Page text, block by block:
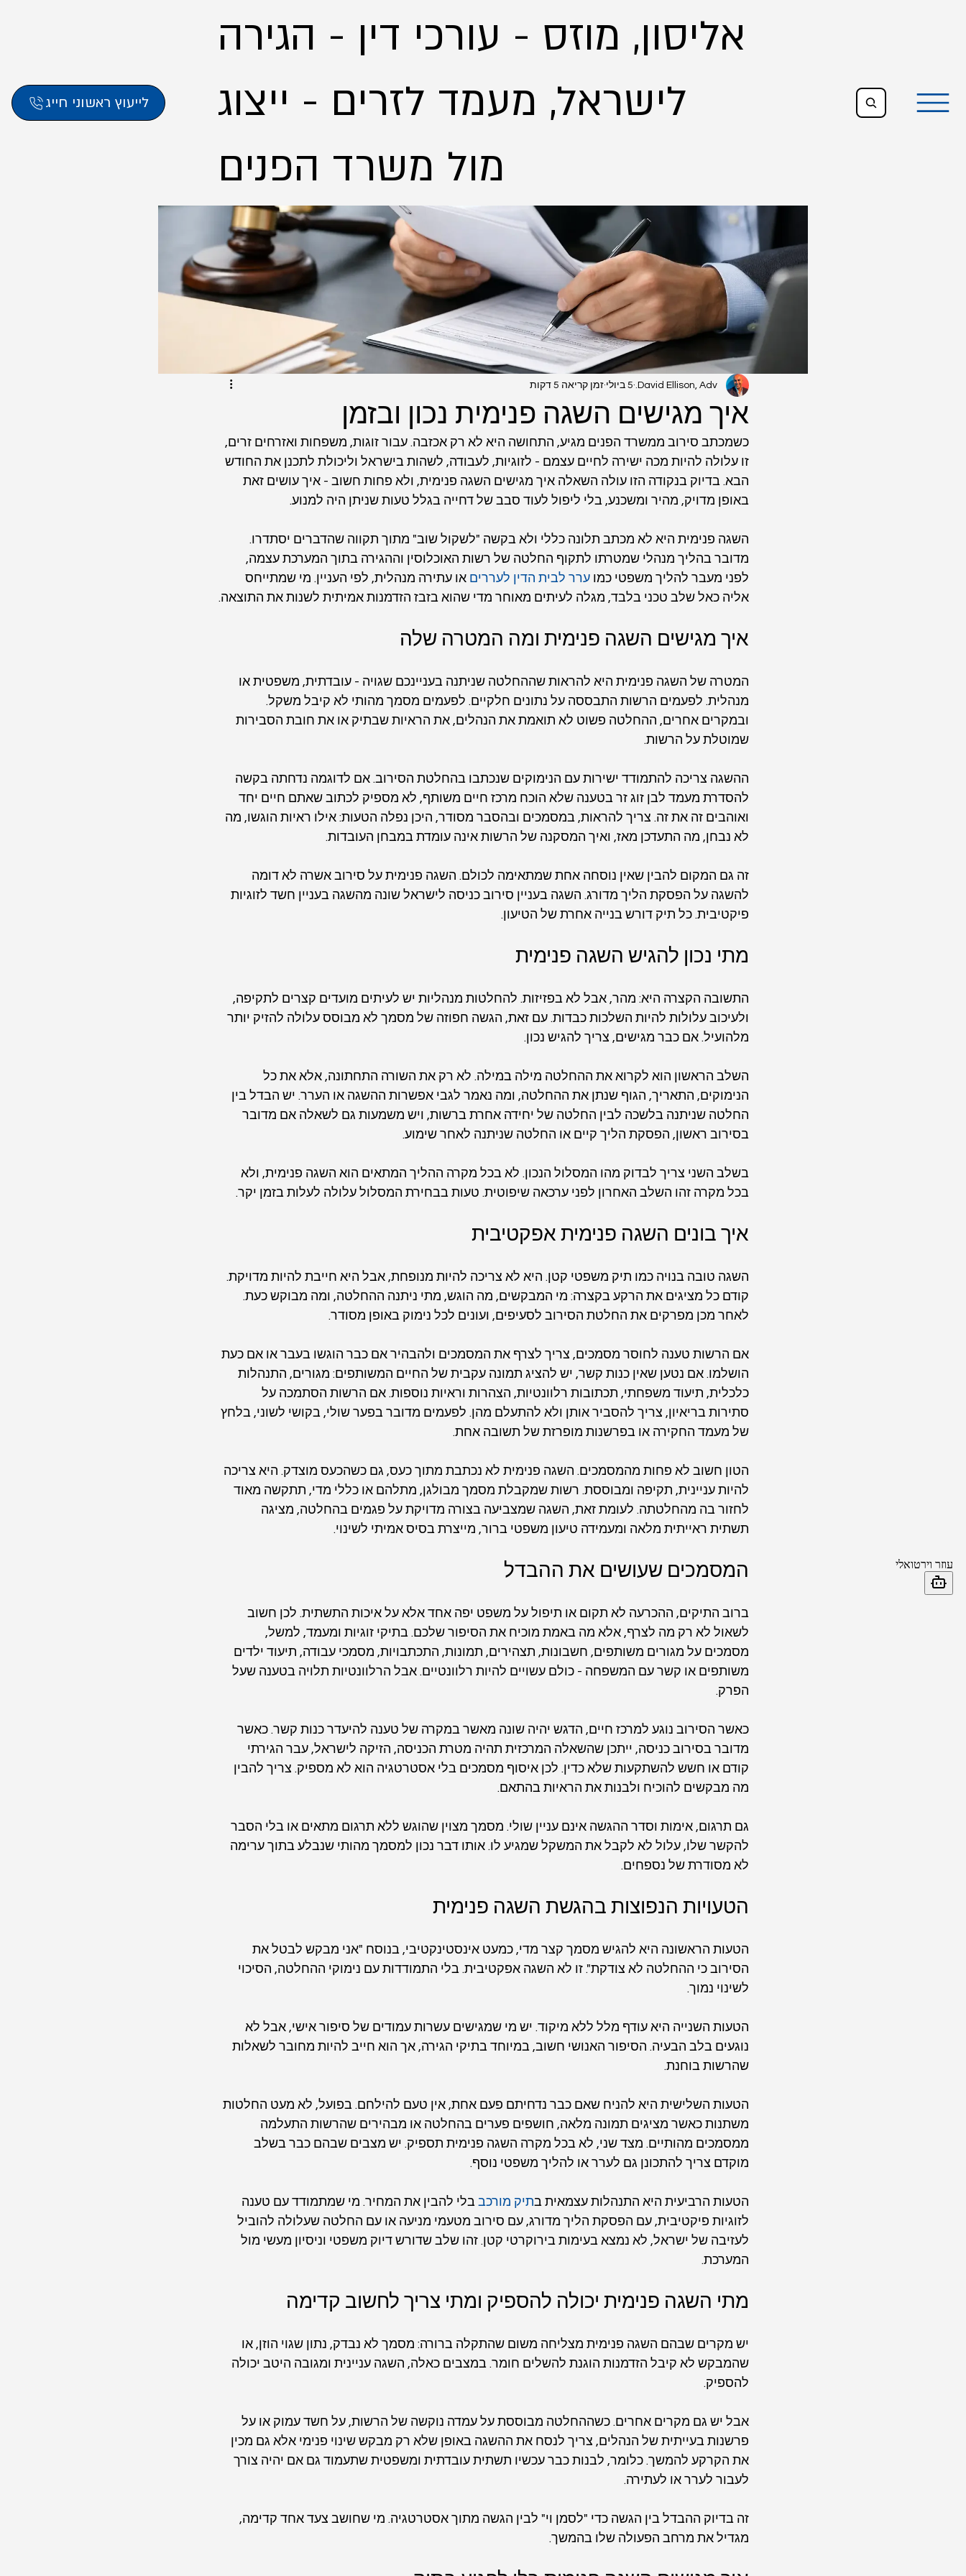
לייעוץ ראשוני חייג
אליסון, מוזס - עורכי דין - הגירה
לישראל, מעמד לזרים - ייצוג
איך מגישים השגה פנימית נכון ובזמן
David Ellison, Adv. 5 ביולי זמן קריאה 5 דקות
כשמכתב סירוב ממשרד הפנים מגיע, התחושה היא לא רק אכזבה. עבור זוגות, משפחות ואזרחים זרים,
זו עלולה להיות מכה ישירה לחיים עצמם - לזוגיות, לעבודה, לשהות בישראל וליכולת לתכנן את החודש
הבא. בדיוק בנקודה הזו עולה השאלה איך מגישים השגה פנימית, ולא פחות חשוב - איך עושים זאת
באופן מדויק, מהיר ומשכנע, בלי ליפול לעוד סבב של דחייה בגלל טעות שניתן היה למנוע.
השגה פנימית היא לא מכתב תלונה כללי ולא בקשה "לשקול שוב" מתוך תקווה שהדברים יסתדרו.
מדובר בהליך מנהלי שמטרתו לתקוף החלטה של רשות האוכלוסין וההגירה בתוך המערכת עצמה,
לפני מעבר להליך משפטי כמו ערר לבית הדין לעררים או עתירה מנהלית, לפי העניין. מי שמתייחס
אליה כאל שלב טכני בלבד, מגלה לעיתים מאוחר מדי שהוא בזבז הזדמנות אמיתית לשנות את התוצאה.
איך מגישים השגה פנימית ומה המטרה שלה
המטרה של השגה פנימית היא להראות שההחלטה שניתנה בעניינכם שגויה - עובדתית, משפטית או
מנהלית. לפעמים הרשות התבססה על נתונים חלקיים. לפעמים מסמך מהותי לא קיבל משקל.
ובמקרים אחרים, ההחלטה פשוט לא תואמת את הנהלים, את הראיות שבתיק או את חובת הסבירות
שמוטלת על הרשות.
ההשגה צריכה להתמודד ישירות עם הנימוקים שנכתבו בהחלטת הסירוב. אם לדוגמה נדחתה בקשה
להסדרת מעמד לבן זוג זר בטענה שלא הוכח מרכז חיים משותף, לא מספיק לכתוב שאתם חיים יחד
ואוהבים זה את זה. צריך להראות, במסמכים ובהסבר מסודר, היכן נפלה הטעות: אילו ראיות הוגשו, מה
לא נבחן, מה התעדכן מאז, ואיך המסקנה של הרשות אינה עומדת במבחן העובדות.
זה גם המקום להבין שאין נוסחה אחת שמתאימה לכולם. השגה פנימית על סירוב אשרה לא דומה
להשגה על הפסקת הליך מדורג. השגה בעניין סירוב כניסה לישראל שונה מהשגה בעניין חשד לזוגיות
פיקטיבית. כל תיק דורש בנייה אחרת של הטיעון.
מתי נכון להגיש השגה פנימית
התשובה הקצרה היא: מהר, אבל לא בפזיזות. להחלטות מנהליות יש לעיתים מועדים קצרים לתקיפה,
ולעיכוב עלולות להיות השלכות כבדות. עם זאת, הגשה חפוזה של מסמך לא מבוסס עלולה להזיק יותר
מלהועיל. אם כבר מגישים, צריך להגיש נכון.
השלב הראשון הוא לקרוא את ההחלטה מילה במילה. לא רק את השורה התחתונה, אלא את כל
הנימוקים, התאריך, הגוף שנתן את ההחלטה, ומה נאמר לגבי אפשרות ההשגה או הערר. יש הבדל בין
החלטה שניתנה בלשכה לבין החלטה של יחידה אחרת ברשות, ויש משמעות גם לשאלה אם מדובר
בסירוב ראשון, הפסקת הליך קיים או החלטה שניתנה לאחר שימוע.
בשלב השני צריך לבדוק מהו המסלול הנכון. לא בכל מקרה ההליך המתאים הוא השגה פנימית, ולא
בכל מקרה זהו השלב האחרון לפני ערכאה שיפוטית. טעות בבחירת המסלול עלולה לעלות בזמן יקר.
איך בונים השגה פנימית אפקטיבית
השגה טובה בנויה כמו תיק משפטי קטן. היא לא צריכה להיות מנופחת, אבל היא חייבת להיות מדויקת.
קודם כל מציגים את הרקע בקצרה: מי המבקשים, מה הוגש, מתי ניתנה ההחלטה, ומה מבוקש כעת.
לאחר מכן מפרקים את החלטת הסירוב לסעיפים, ועונים לכל נימוק באופן מסודר.
אם הרשות טענה לחוסר מסמכים, צריך לצרף את המסמכים ולהבהיר אם כבר הוגשו בעבר או אם כעת
הושלמו. אם נטען שאין כנות קשר, יש להציג תמונה עקבית של החיים המשותפים: מגורים, התנהלות
כלכלית, תיעוד משפחתי, תכתובות רלוונטיות, הצהרות וראיות נוספות. אם הרשות הסתמכה על
סתירות בריאיון, צריך להסביר אותן ולא להתעלם מהן. לפעמים מדובר בפער שולי, בקושי לשוני, בלחץ
של מעמד החקירה או בפרשנות מופרזת של תשובה אחת.
הטון חשוב לא פחות מהמסמכים. השגה פנימית לא נכתבת מתוך כעס, גם כשהכעס מוצדק. היא צריכה
להיות עניינית, תקיפה ומבוססת. רשות שמקבלת מסמך מבולגן, מתלהם או כללי מדי, תתקשה מאוד
לחזור בה מהחלטתה. לעומת זאת, השגה שמצביעה בצורה מדויקת על פגמים בהחלטה, מציגה
תשתית ראייתית מלאה ומעמידה טיעון משפטי ברור, מייצרת בסיס אמיתי לשינוי.
המסמכים שעושים את ההבדל
ברוב התיקים, ההכרעה לא תקום או תיפול על משפט יפה אחד אלא על איכות התשתית. לכן חשוב
לשאול לא רק מה לצרף, אלא מה באמת מוכיח את הסיפור שלכם. בתיקי זוגיות ומעמד, למשל,
מסמכים על מגורים משותפים, חשבונות, תצהירים, תמונות, התכתבויות, מסמכי עבודה, תיעוד ילדים
משותפים או קשר עם המשפחה - כולם עשויים להיות רלוונטיים. אבל הרלוונטיות תלויה בטענה שעל
הפרק.
כאשר הסירוב נוגע למרכז חיים, הדגש יהיה שונה מאשר במקרה של טענה להיעדר כנות קשר. כאשר
מדובר בסירוב כניסה, ייתכן שהשאלה המרכזית תהיה מטרת הכניסה, הזיקה לישראל, עבר הגירתי
קודם או חשש להשתקעות שלא כדין. לכן איסוף מסמכים בלי אסטרטגיה הוא לא מספיק. צריך להבין
מה מבקשים להוכיח ולבנות את הראיות בהתאם.
גם תרגום, אימות וסדר ההגשה אינם עניין שולי. מסמך מצוין שהוגש ללא תרגום מתאים או בלי הסבר
להקשר שלו, עלול לא לקבל את המשקל שמגיע לו. אותו דבר נכון למסמך מהותי שנבלע בתוך ערימה
לא מסודרת של נספחים.
הטעויות הנפוצות בהגשת השגה פנימית
הטעות הראשונה היא להגיש מסמך קצר מדי, כמעט אינסטינקטיבי, בנוסח "אני מבקש לבטל את
הסירוב כי ההחלטה לא צודקת". זו לא השגה אפקטיבית. בלי התמודדות עם נימוקי ההחלטה, הסיכוי
לשינוי נמוך.
הטעות השנייה היא עודף מלל ללא מיקוד. יש מי שמגישים עשרות עמודים של סיפור אישי, אבל לא
נוגעים בלב הבעיה. הסיפור האנושי חשוב, במיוחד בתיקי הגירה, אך הוא חייב להיות מחובר לשאלות
שהרשות בוחנת.
הטעות השלישית היא להניח שאם כבר נדחיתם פעם אחת, אין טעם להילחם. בפועל, לא מעט החלטות
משתנות כאשר מציגים תמונה מלאה, חושפים פערים בהחלטה או מבהירים שהרשות התעלמה
ממסמכים מהותיים. מצד שני, לא בכל מקרה השגה פנימית תספיק. יש מצבים שבהם כבר בשלב
מוקדם צריך להתכונן גם לערר או להליך משפטי נוסף.
הטעות הרביעית היא התנהלות עצמאית בתיק מורכב בלי להבין את המחיר. מי שמתמודד עם טענה
לזוגיות פיקטיבית, עם הפסקת הליך מדורג, עם סירוב מטעמי מניעה או עם החלטה שעלולה להוביל
לעזיבה של ישראל, לא נמצא בעימות בירוקרטי קטן. זהו שלב שדורש דיוק משפטי וניסיון מעשי מול
המערכת.
מתי השגה פנימית יכולה להספיק ומתי צריך לחשוב קדימה
יש מקרים שבהם השגה פנימית מצליחה משום שהתקלה ברורה: מסמך לא נבדק, נתון שגוי הוזן, או
שהמבקש לא קיבל הזדמנות הוגנת להשלים חומר. במצבים כאלה, השגה עניינית ומגובה היטב יכולה
להספיק.
אבל יש גם מקרים אחרים. כשההחלטה מבוססת על עמדה נוקשה של הרשות, על חשד עמוק או על
פרשנות בעייתית של הנהלים, צריך לנסח את ההשגה באופן שלא רק מבקש שינוי פנימי אלא גם מכין
את הקרקע להמשך. כלומר, לבנות כבר עכשיו תשתית עובדתית ומשפטית שתעמוד גם אם יהיה צורך
לעבור לערר או לעתירה.
זה בדיוק ההבדל בין הגשה כדי "לסמן וי" לבין הגשה מתוך אסטרטגיה. מי שחושב צעד אחד קדימה,
מגדיל את מרחב הפעולה שלו בהמשך.